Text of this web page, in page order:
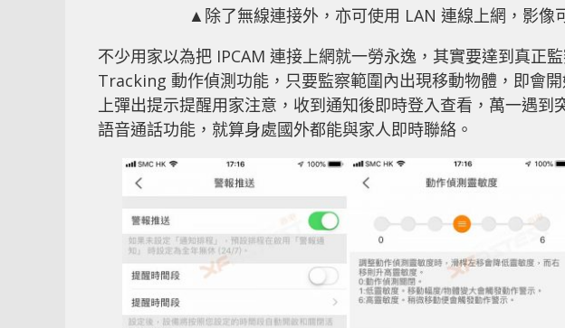
▲除了無線連接外，亦可使用 LAN 連線上網，影像
不少用家以為把 IPCAM 連接上網就一勞永逸，其實要達到真正
Tracking 動作偵測功能，只要監察範圍內出現移動物體，即會
上彈出提示提醒用家注意，收到通知後即時登入查看，萬一遇到
語音通話功能，就算身處國外都能與家人即時聯絡。